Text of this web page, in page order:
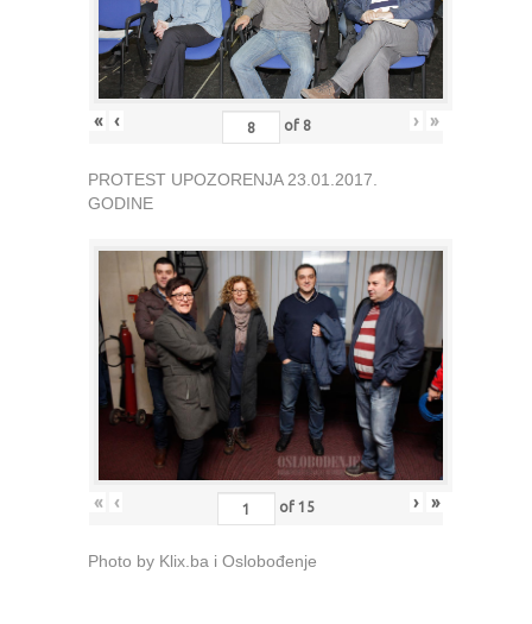
« ‹ of 8 › »
PROTEST UPOZORENJA 23.01.2017.
GODINE
« ‹ of 15 › »
Photo by Klix.ba i Oslobođenje